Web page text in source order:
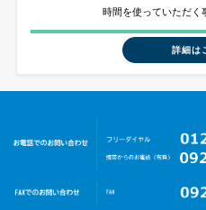
時間を使っていただく
詳細は